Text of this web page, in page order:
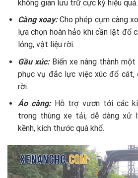
không gian lưu trữ cực kỳ hiệu quả.
Càng xoay: Cho phép cụm càng
lựa chọn hoàn hảo khi cần lật đổ
lỏng, vật liệu rời.
Gầu xúc:Biến xe nâng thành một
phục vụ đắc lực việc xúc đổ cát,
rời.
Áo càng: Hỗ trợ vươn tới các
trong thùng xe tải, dễ dàng xử
kềnh, kích thước quá khổ.